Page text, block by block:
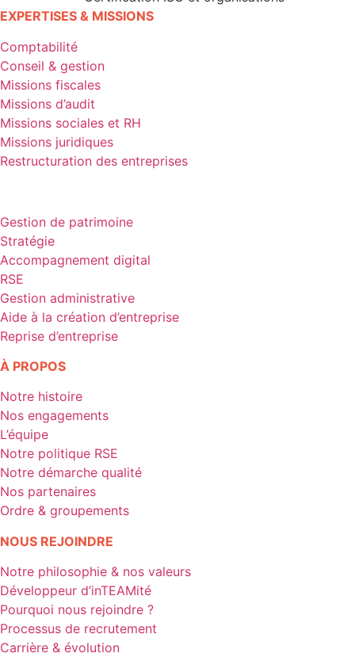
EXPERTISES & MISSIONS
Comptabilité
Conseil & gestion
Missions fiscales
Missions d’audit
Missions sociales et RH
Missions juridiques
Restructuration des entreprises
Gestion de patrimoine
Stratégie
Accompagnement digital
RSE
Gestion administrative
Aide à la création d’entreprise
Reprise d’entreprise
À PROPOS
Notre histoire
Nos engagements
L’équipe
Notre politique RSE
Notre démarche qualité
Nos partenaires
Ordre & groupements
NOUS REJOINDRE
Notre philosophie & nos valeurs
Développeur d’inTEAMité
Pourquoi nous rejoindre ?
Processus de recrutement
Carrière & évolution